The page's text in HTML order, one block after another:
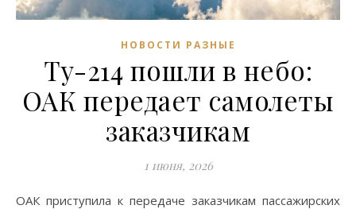
НОВОСТИ РАЗНЫЕ
Ту-214 пошли в небо:
ОАК передает самолеты
заказчикам
1 июня, 2026
ОАК приступила к передаче заказчикам пассажирских